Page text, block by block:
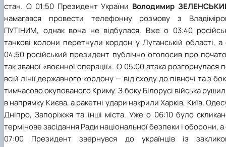
стан. О 01:50 Президент України Володимир
намагався провести телефонну розмову з
ПУТІНИМ, однак вона не відбулася. Вже о 03:40
танкові колони перетнули кордон у Луганській області, а
04:50 російський президент публічно оголосив про
так званої «воєнної операції». О 05:00 атака розгорнулася
всій лінії державного кордону — від сходу до півночі та з
тимчасово окупованого Криму. З боку Білорусі війська
в напрямку Києва, а ракетні удари накрили Харків, Київ,
Дніпро, Запоріжжя та інші міста. Уже о 06:10 було
термінове засідання Ради національної безпеки і оборони, а
07:00 Президент звернувся до українців із